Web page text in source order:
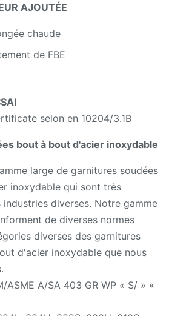
AJOUTÉE
chaude
de FBE
selon en 10204/3.1B
bout à bout d'acier inoxydable
large de garnitures soudées
inoxydable qui sont très
industries diverses. Notre gamme
de diverses normes
diverses des garnitures
d'acier inoxydable que nous
ASME A/SA 403 GR WP « S/ » «